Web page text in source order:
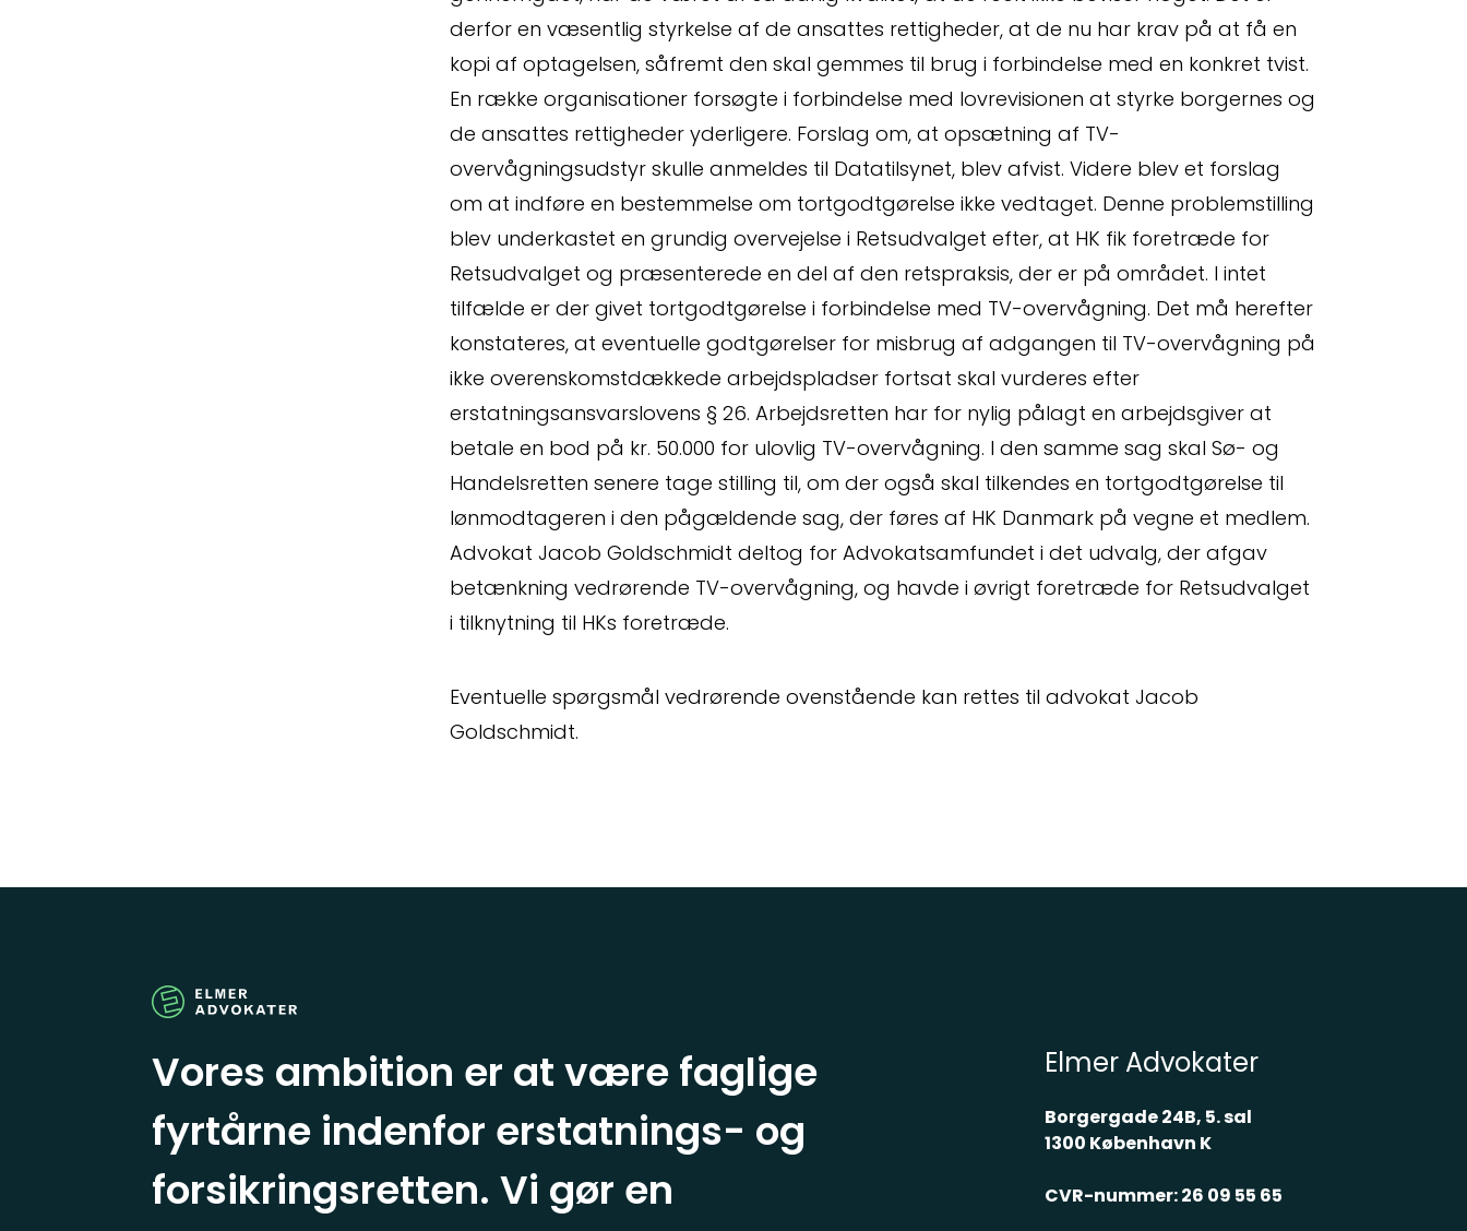
Kontakt
Kontakt
Fagområder
Om os
Medarbejdere Spørgsmål
derfor en væsentlig styrkelse af de ansattes rettigheder, at de nu har krav på at få en
kopi af optagelsen, såfremt den skal gemmes til brug i forbindelse med en konkret tvist.
En række organisationer forsøgte i forbindelse med lovrevisionen at styrke borgernes og
de ansattes rettigheder yderligere. Forslag om, at opsætning af TV-
overvågningsudstyr skulle anmeldes til Datatilsynet, blev afvist. Videre blev et forslag
om at indføre en bestemmelse om tortgodtgørelse ikke vedtaget. Denne problemstilling
blev underkastet en grundig overvejelse i Retsudvalget efter, at HK fik foretræde for
Retsudvalget og præsenterede en del af den retspraksis, der er på området. I intet
tilfælde er der givet tortgodtgørelse i forbindelse med TV-overvågning. Det må herefter
konstateres, at eventuelle godtgørelser for misbrug af adgangen til TV-overvågning på
ikke overenskomstdækkede arbejdspladser fortsat skal vurderes efter
erstatningsansvarslovens § 26. Arbejdsretten har for nylig pålagt en arbejdsgiver at
betale en bod på kr. 50.000 for ulovlig TV-overvågning. I den samme sag skal Sø- og
Handelsretten senere tage stilling til, om der også skal tilkendes en tortgodtgørelse til
lønmodtageren i den pågældende sag, der føres af HK Danmark på vegne et medlem.
Advokat Jacob Goldschmidt deltog for Advokatsamfundet i det udvalg, der afgav
betænkning vedrørende TV-overvågning, og havde i øvrigt foretræde for Retsudvalget
i tilknytning til HKs foretræde.
Eventuelle spørgsmål vedrørende ovenstående kan rettes til advokat Jacob
Goldschmidt.
Vores ambition er at være faglige
fyrtårne indenfor erstatnings- og
forsikringsretten. Vi gør en
Elmer Advokater
Borgergade 24B, 5. sal
1300 København K
CVR-nummer: 26 09 55 65